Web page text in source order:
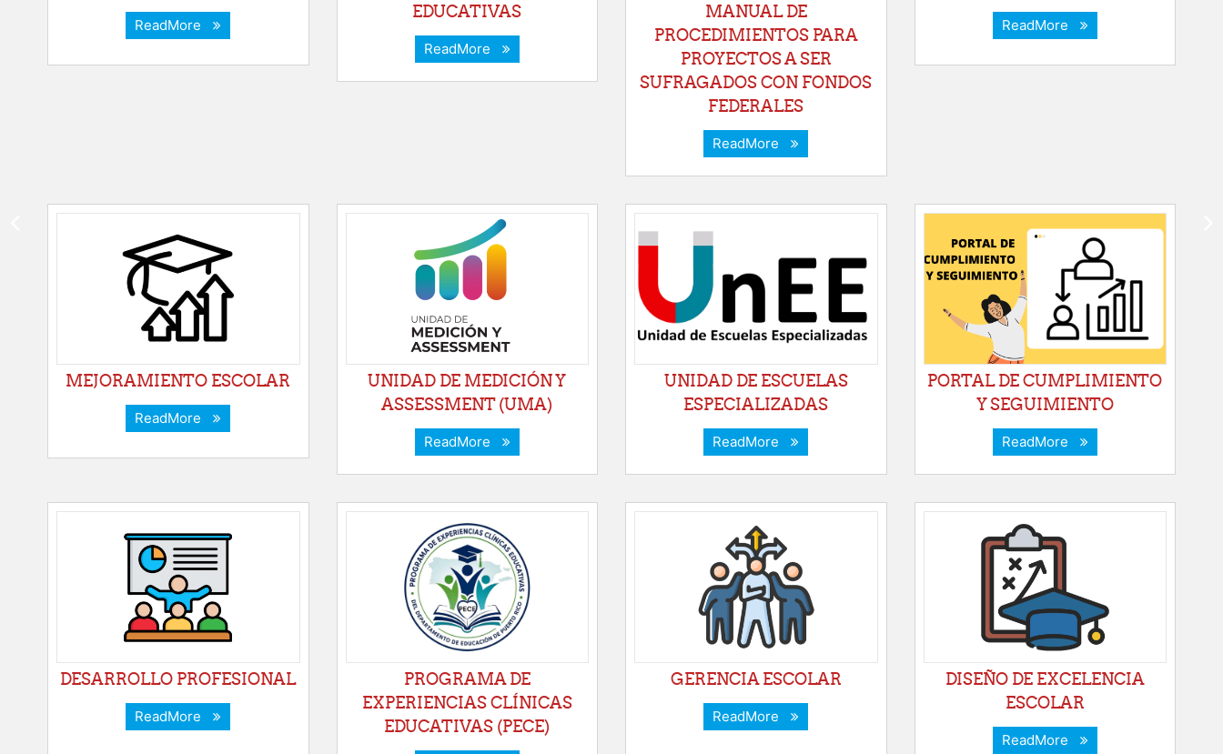
ReadMore
EDUCATIVAS
ReadMore
MANUAL DE
PROCEDIMIENTOS PARA
PROYECTOS A SER
SUFRAGADOS CON FONDOS
FEDERALES
ReadMore
ReadMore
MEJORAMIENTO ESCOLAR
ReadMore
UNIDAD DE MEDICIÓN Y
ASSESSMENT (UMA)
ReadMore
UNIDAD DE ESCUELAS
ESPECIALIZADAS
ReadMore
PORTAL DE CUMPLIMIENTO
Y SEGUIMIENTO
ReadMore
DESARROLLO PROFESIONAL
ReadMore
PROGRAMA DE
EXPERIENCIAS CLÍNICAS
EDUCATIVAS (PECE)
GERENCIA ESCOLAR
ReadMore
DISEÑO DE EXCELENCIA
ESCOLAR
ReadMore